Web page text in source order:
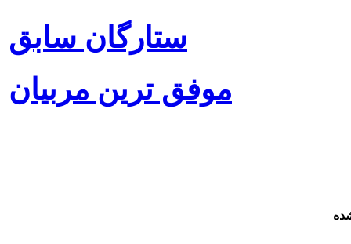
ستارگان سابق
موفق ترین مربیان